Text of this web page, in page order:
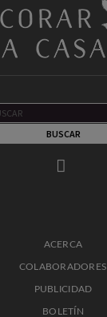
ACERCA
COLABORADORES
PUBLICIDAD
BOLETÍN